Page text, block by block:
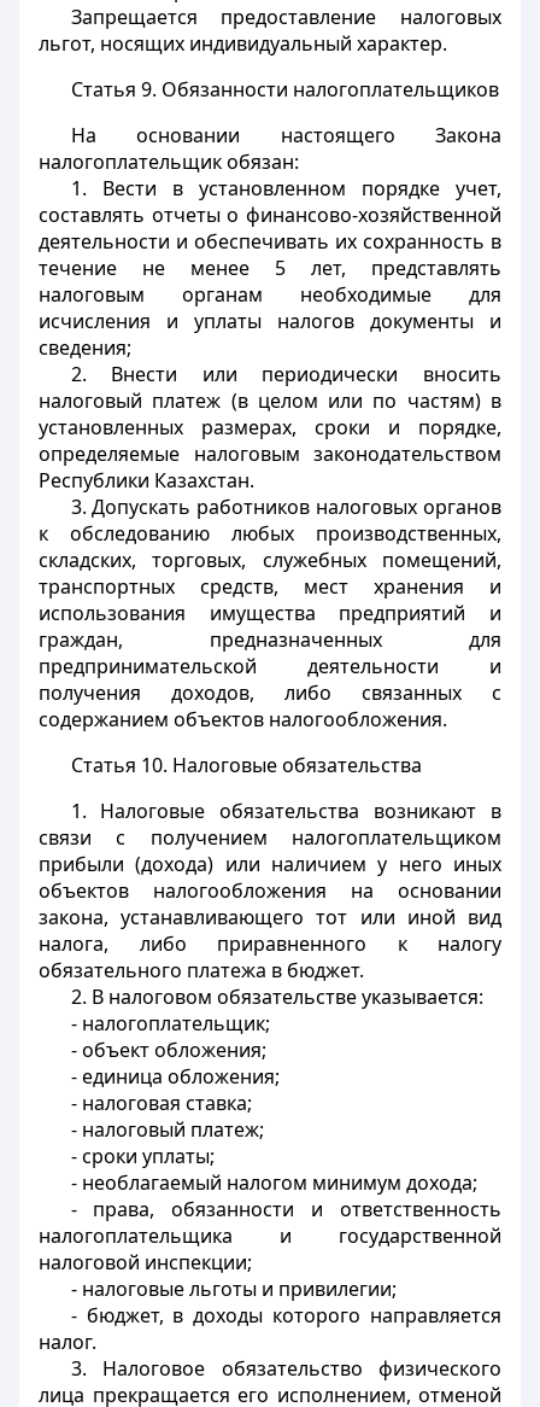
Запрещается предоставление налоговых
льгот, носящих индивидуальный характер.
Статья 9. Обязанности налогоплательщиков
На основании настоящего Закона
налогоплательщик обязан:
1. Вести в установленном порядке учет,
составлять отчеты о финансово-хозяйственной
деятельности и обеспечивать их сохранность в
течение не менее 5 лет, представлять
налоговым органам необходимые для
исчисления и уплаты налогов документы и
сведения;
2. Внести или периодически вносить
налоговый платеж (в целом или по частям) в
установленных размерах, сроки и порядке,
определяемые налоговым законодательством
Республики Казахстан.
3. Допускать работников налоговых органов
к обследованию любых производственных,
складских, торговых, служебных помещений,
транспортных средств, мест хранения и
использования имущества предприятий и
граждан, предназначенных для
предпринимательской деятельности и
получения доходов, либо связанных с
содержанием объектов налогообложения.
Статья 10. Налоговые обязательства
1. Налоговые обязательства возникают в
связи с получением налогоплательщиком
прибыли (дохода) или наличием у него иных
объектов налогообложения на основании
закона, устанавливающего тот или иной вид
налога, либо приравненного к налогу
обязательного платежа в бюджет.
2. В налоговом обязательстве указывается:
- налогоплательщик;
- объект обложения;
- единица обложения;
- налоговая ставка;
- налоговый платеж;
- сроки уплаты;
- необлагаемый налогом минимум дохода;
- права, обязанности и ответственность
налогоплательщика и государственной
налоговой инспекции;
- налоговые льготы и привилегии;
- бюджет, в доходы которого направляется
налог.
3. Налоговое обязательство физического
лица прекращается его исполнением, отменой